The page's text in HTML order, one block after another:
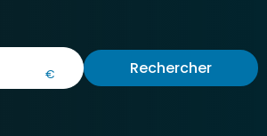
€ Rechercher